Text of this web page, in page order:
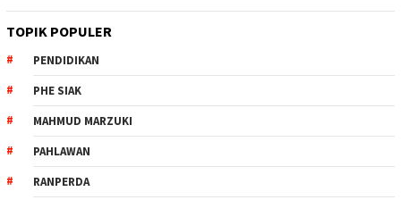
TOPIK POPULER
PENDIDIKAN
PHE SIAK
MAHMUD MARZUKI
PAHLAWAN
RANPERDA